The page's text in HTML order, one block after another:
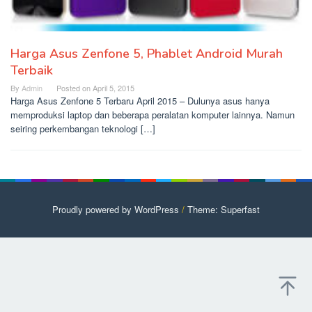
Harga Asus Zenfone 5, Phablet Android Murah
Terbaik
By Admin Posted onApril 5, 2015
Harga Asus Zenfone 5 Terbaru April 2015 – Dulunya asus hanya
memproduksi laptop dan beberapa peralatan komputer lainnya. Namun
seiring perkembangan teknologi […]
Proudly powered by WordPress / Theme: Superfast